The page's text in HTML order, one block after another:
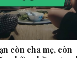
còn cha mẹ, còn